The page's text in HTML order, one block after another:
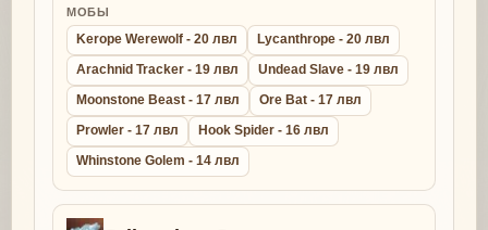
МОБЫ
Kerope Werewolf - 20 лвл
Lycanthrope - 20 лвл
Arachnid Tracker - 19 лвл
Undead Slave - 19 лвл
Moonstone Beast - 17 лвл
Ore Bat - 17 лвл
Prowler - 17 лвл
Hook Spider - 16 лвл
Whinstone Golem - 14 лвл